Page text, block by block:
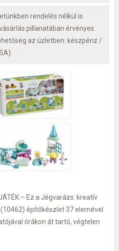
rendelés nélkül is
pillanatában érvényes
az üzletben: készpénz /
– Ez a Jégvarázs: kreatív
építőkészlet 37 elemével
órákon át tartó, végtelen